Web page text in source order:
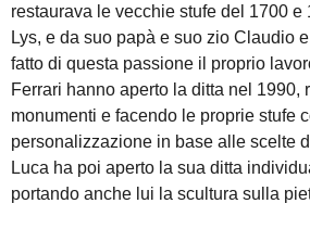
restaurava le vecchie stufe del 1700 e
Lys, e da suo papà e suo zio Claudio
fatto di questa passione il proprio
Ferrari hanno aperto la ditta nel 1990,
monumenti e facendo le proprie stufe
personalizzazione in base alle scelte
Luca ha poi aperto la sua ditta
portando anche lui la scultura sulla